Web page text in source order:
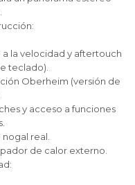
a la velocidad y aftertouch
teclado).
Oberheim (versión de
y acceso a funciones
real.
de calor externo.
Año
preferidos
El monto disponible
en
Año
preferidos
El monto disponible
en
Año
preferidos
El monto disponible
en